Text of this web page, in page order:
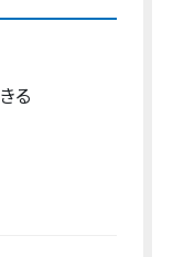
る